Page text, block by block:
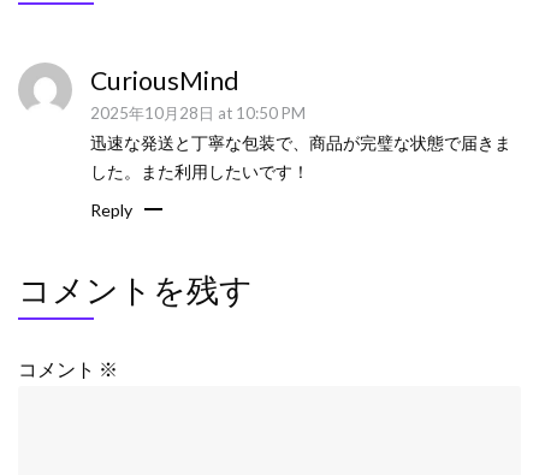
CuriousMind
2025年10月28日 at 10:50 PM
迅速な発送と丁寧な包装で、商品が完璧な状態で届きま
した。また利用したいです！
Reply
コメントを残す
コメント ※